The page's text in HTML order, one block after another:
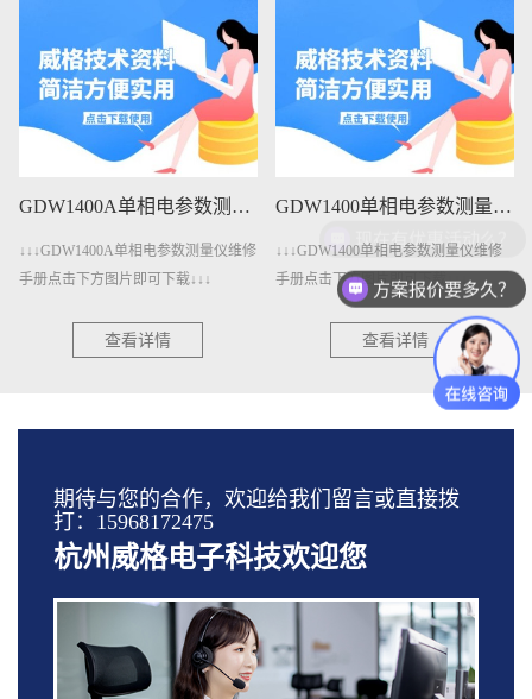
GDW1400A单相电参数测量仪维修手册下载
↓↓↓GDW1400A单相电参数测量仪维修
手册点击下方图片即可下载↓↓↓
查看详情
GDW1400单相电参数测量仪维修手册下载
↓↓↓GDW1400单相电参数测量仪维修
手册点击下方图片即可下载↓↓↓
查看详情
期待与您的合作，欢迎给我们留言或直接拨
打：15968172475
杭州威格电子科技欢迎您
方案报价要多久？